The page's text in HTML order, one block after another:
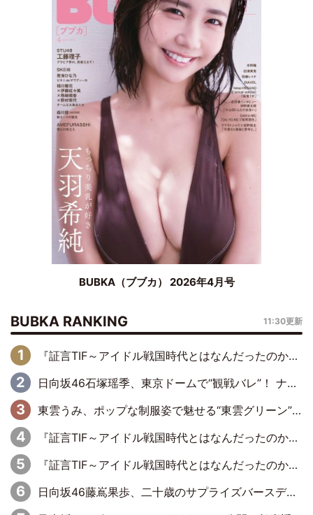
BUBKA（ブブカ） 2026年4月号
BUBKA RANKING 11:30更新
『証言TIF～アイドル戦国時代とはなんだったのか～』第6回：でんぱ組.inc・古川未鈴×相沢梨紗「『ハロプロやりたかったな』って言ったら、夢眠ねむさんに『てめえはでんぱ組．incなんだよ！』って肩パンされて(笑)」
日向坂46石塚瑶季、東京ドームで“観戦バレ”！ ナイツ・塙も認めた「巨人に詳しすぎるアイドル」は元VENUSスクール生で杉内コーチ推し⁉
東雲うみ、ポップな制服姿で魅せる“東雲グリーン”の正体
『証言TIF～アイドル戦国時代とはなんだったのか～』第8回：Negicco・Nao☆×Megu×Kaede「東京からオファーが来たのと、梨の皮剥きとどっちが大事なんだって」
『証言TIF～アイドル戦国時代とはなんだったのか～』第10回：さくら学院・武藤彩未×飯田らうら「正直、中3で辞めるというのを信じてなくて。そう言われてはいたけど、嘘でしょって」
日向坂46藤嶌果歩、二十歳のサプライズバースデーに大喜び「頼られる先輩になれるように努力していきたい」